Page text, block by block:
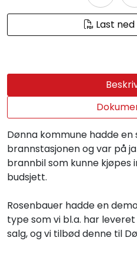
Last
Dønna kommune hadde
brannstasjonen og var på
brannbil som kunne kjøpes
budsjett.
Rosenbauer hadde en
type som vi bl.a. har
salg, og vi tilbød denne til